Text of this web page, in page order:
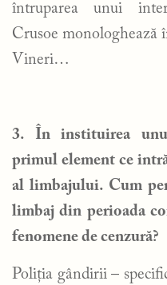
întruparea unui
Crusoe monologhează
Vineri…
3. În instituirea
primul element ce
al limbajului. Cum
limbaj din perioada
fenomene de cenzură?
Poliția gândirii –